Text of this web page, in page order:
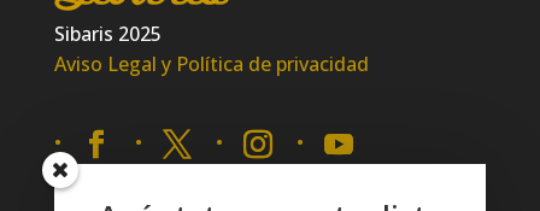
Sibaris 2025
Aviso Legal y Política de privacidad